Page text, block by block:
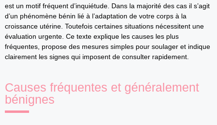
est un motif fréquent d’inquiétude. Dans la majorité des cas il s’agit
d’un phénomène bénin lié à l’adaptation de votre corps à la
croissance utérine. Toutefois certaines situations nécessitent une
évaluation urgente. Ce texte explique les causes les plus
fréquentes, propose des mesures simples pour soulager et indique
clairement les signes qui imposent de consulter rapidement.
Causes fréquentes et généralement
bénignes